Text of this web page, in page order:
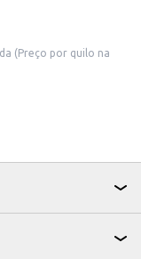
(Preço por quilo na
negócio. Ideal para
grelhados,